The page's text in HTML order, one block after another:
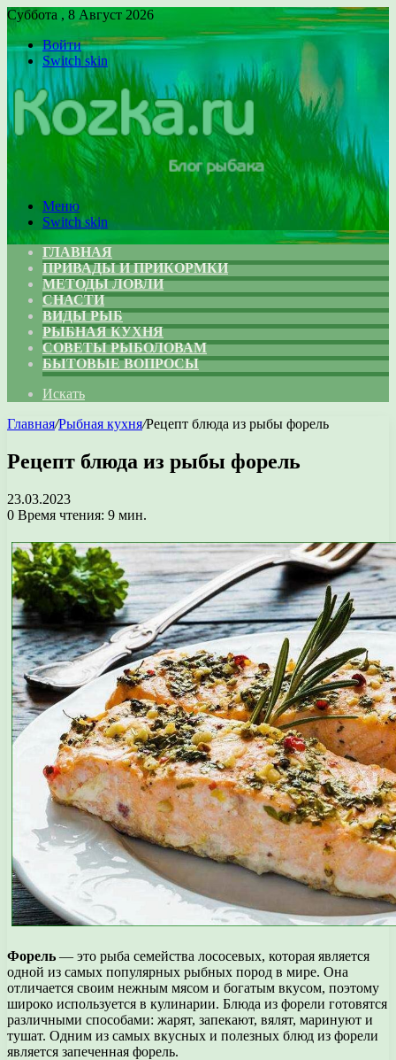
Суббота , 8 Август 2026
Войти
Switch skin
Меню
Switch skin
ГЛАВНАЯ
ПРИВАДЫ И ПРИКОРМКИ
МЕТОДЫ ЛОВЛИ
СНАСТИ
ВИДЫ РЫБ
РЫБНАЯ КУХНЯ
СОВЕТЫ РЫБОЛОВАМ
БЫТОВЫЕ ВОПРОСЫ
Искать
Главная/Рыбная кухня/Рецепт блюда из рыбы форель
Рецепт блюда из рыбы форель
23.03.2023
0 Время чтения: 9 мин.
Форель — это рыба семейства лососевых, которая является
одной из самых популярных рыбных пород в мире. Она
отличается своим нежным мясом и богатым вкусом, поэтому
широко используется в кулинарии. Блюда из форели готовятся
различными способами: жарят, запекают, вялят, маринуют и
тушат. Одним из самых вкусных и полезных блюд из форели
является запеченная форель.